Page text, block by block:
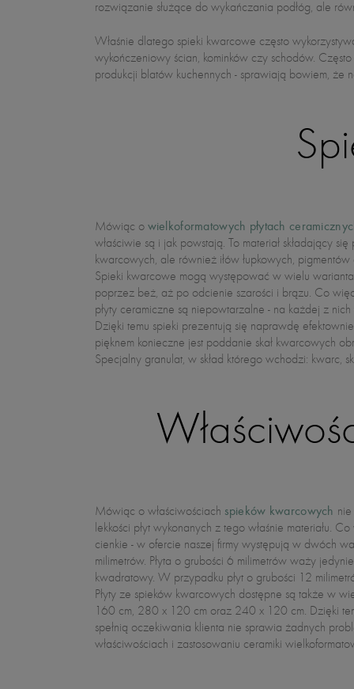
rozwiązanie służące do wykańczania podłóg, ale
Właśnie dlatego spieki kwarcowe często
wykończeniowy ścian, kominków czy schodów.
produkcji blatów kuchennych - sprawiają bowiem, że
wnętrza. Nie dziwi więc fakt, że obecnie istnieją
kwarcowe możemy znaleźć w każdym
Mówiąc o wielkoformatowych płytach
właściwie są i jak powstają. To materiał składający
kwarcowych, ale również iłów łupkowych, pigmentów
Spieki kwarcowe mogą występować w wielu
poprzez beż, aż po odcienie szarości i brązu. Co
płyty ceramiczne są niepowtarzalne - na każdej z
Dzięki temu spieki prezentują się naprawdę
pięknem konieczne jest poddanie skał kwarcowych
Specjalny granulat, w skład którego wchodzi: kwarc,
sposób płytę kwarcową spieka się w piecu
wysokiej temperaturze, która sięgać może nawet
sposób płytę docina się na pożądane wymiary.
różne sposoby. Dzięki temu możemy wybierać
matowych, błyszczących, a nawet posiadających
daje klientom możliwość zakupu płyt
Mówiąc o właściwościach spieków kwarcowych
lekkości płyt wykonanych z tego właśnie materiału.
cienkie - w ofercie naszej firmy występują w dwóch
milimetrów. Płyta o grubości 6 milimetrów waży
kwadratowy. W przypadku płyt o grubości 12
Płyty ze spieków kwarcowych dostępne są także w
160 cm, 280 x 120 cm oraz 240 x 120 cm. Dzięki
spełnią oczekiwania klienta nie sprawia żadnych
właściwościach i zastosowaniu ceramiki
niemało. Jak już wspominaliśmy, podstawowymi jest
oraz elegancki, estetyczny wygląd. To jednak nie
łatwe w utrzymaniu czystości, odporne na zabrudzenia
nie szkodzi im ani mróz, ani bardzo wysokie
zamontowane zarówno na tarasie, jak i w
podłogowym. Słowem, jest to idealne